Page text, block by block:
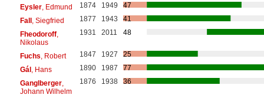
Eysler, Edmund 1874 1949
47
Fall, Siegfried 1877 1943
41
Fheodoroff,
Nikolaus
1931 2011 48
Fuchs , Robert 1847 1927
25
Gál, Hans 1890 1987
77
Ganglberger,
Johann Wilhelm
1876 1938 36